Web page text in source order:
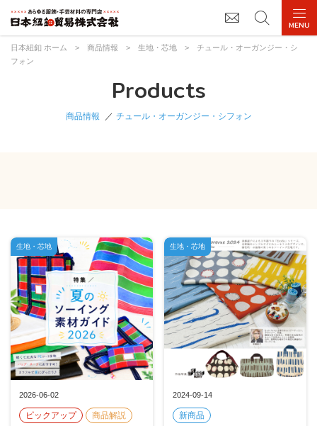
日本紐釦 ホーム > 商品情報 > 生地・芯地 >
チュール・オーガンジー・シ
フォン
Products
商品情報 チュール・オーガンジー・シフォン
2026-06-02
ピックアップ 商品解説
生地・芯地
2024-09-14
新商品
生地・芯地